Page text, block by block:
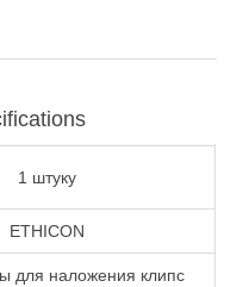
1 штуку
ETHICON
для наложения клипс